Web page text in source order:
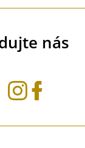
nás